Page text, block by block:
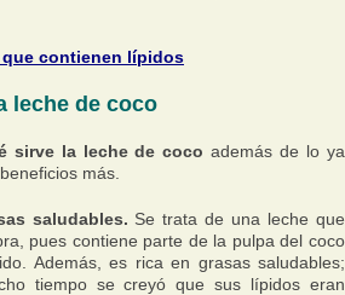
contienen lípidos
leche de coco
sirve la leche de coco además de lo ya
más.
saludables. Se trata de una leche que
pues contiene parte de la pulpa del coco
Además, es rica en grasas saludables;
tiempo se creyó que sus lípidos eran